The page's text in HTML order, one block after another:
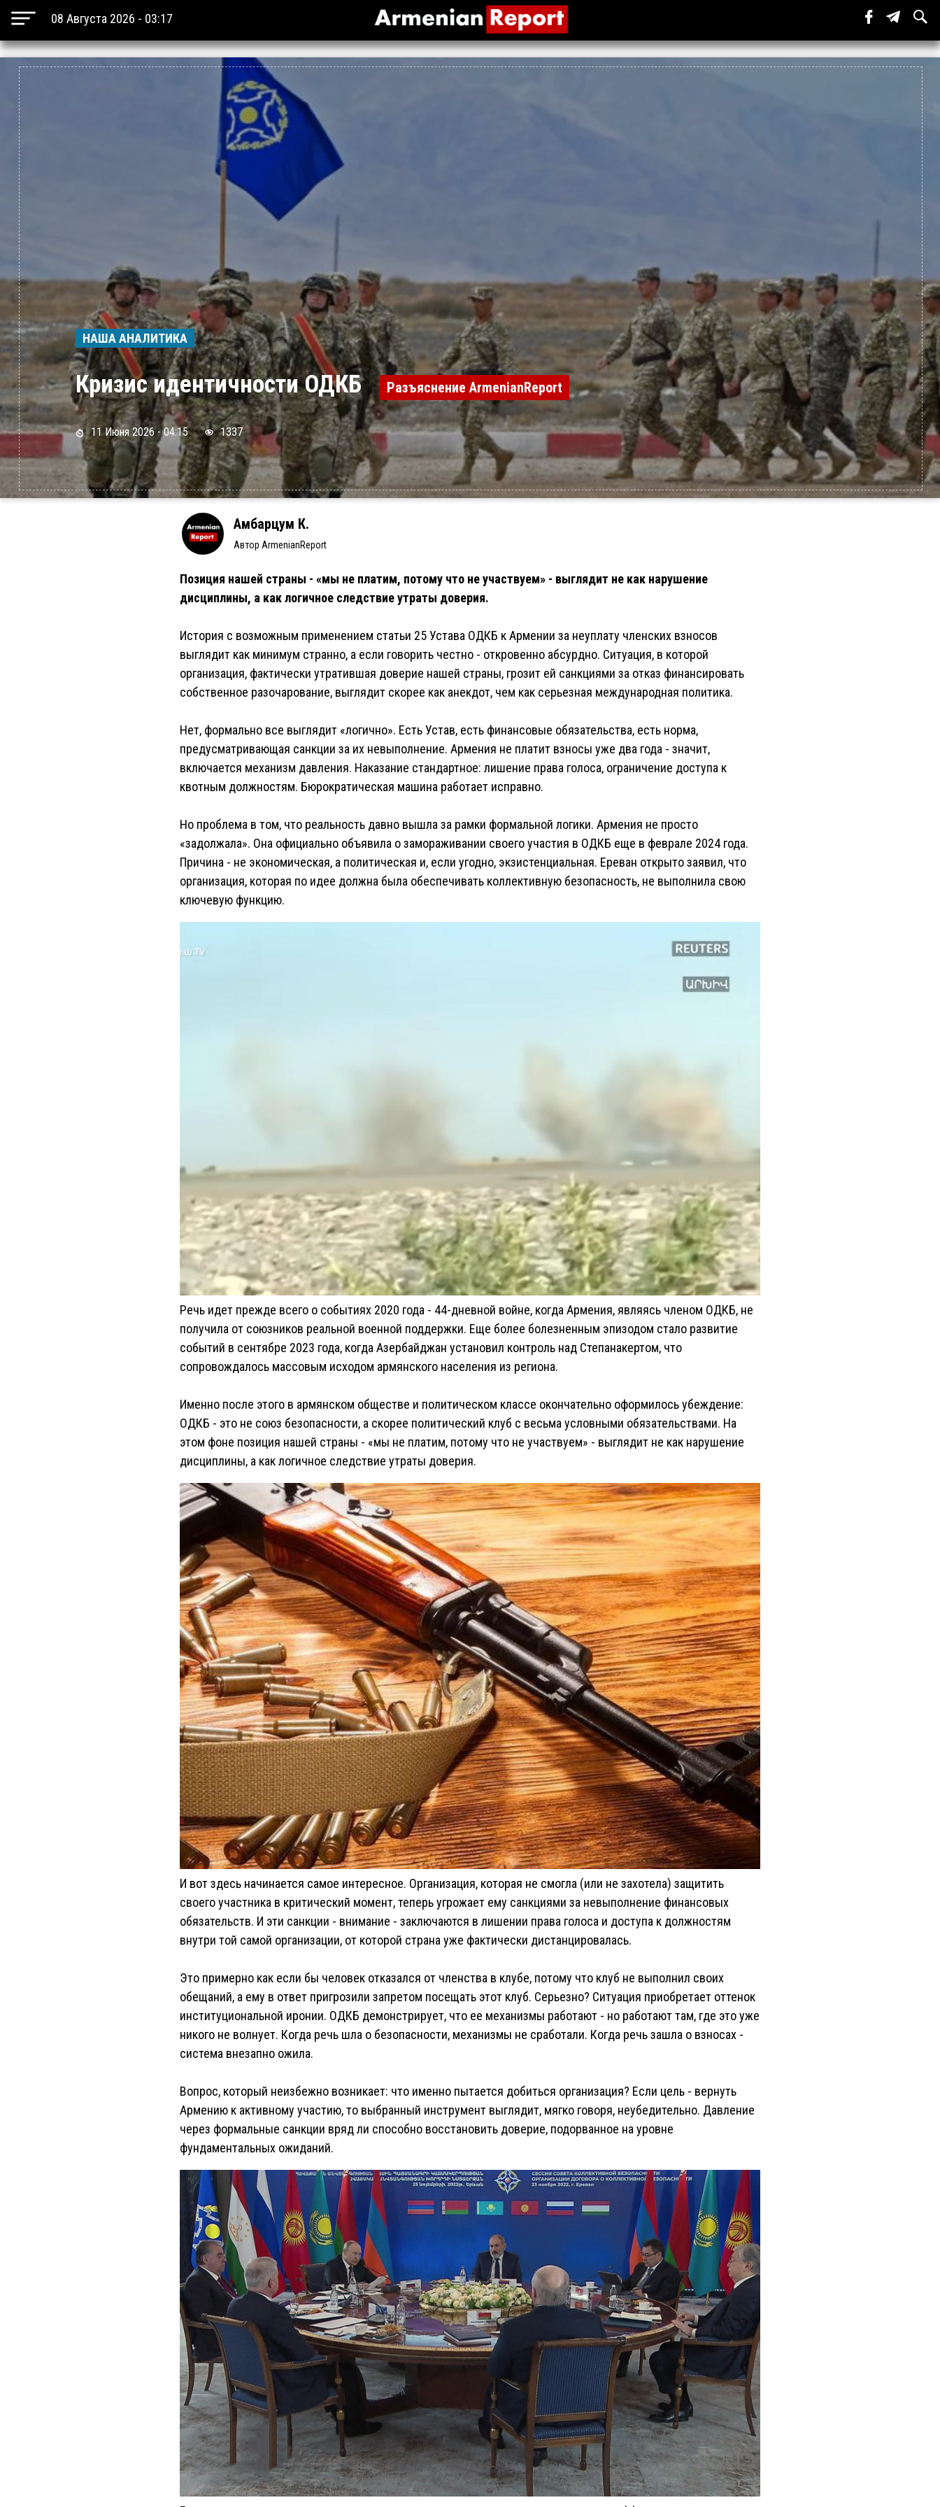
08 Августа 2026 - 03:17
НАША АНАЛИТИКА
Кризис идентичности ОДКБ Разъяснение ArmenianReport
11 Июня 2026 - 04:15 1337
Амбарцум К.
Автор ArmenianReport
Позиция нашей страны - «мы не платим, потому что не участвуем» - выглядит не как нарушение
дисциплины, а как логичное следствие утраты доверия.
История с возможным применением статьи 25 Устава ОДКБ к Армении за неуплату членских взносов
выглядит как минимум странно, а если говорить честно - откровенно абсурдно. Ситуация, в которой
организация, фактически утратившая доверие нашей страны, грозит ей санкциями за отказ финансировать
собственное разочарование, выглядит скорее как анекдот, чем как серьезная международная политика.
Нет, формально все выглядит «логично». Есть Устав, есть финансовые обязательства, есть норма,
предусматривающая санкции за их невыполнение. Армения не платит взносы уже два года - значит,
включается механизм давления. Наказание стандартное: лишение права голоса, ограничение доступа к
квотным должностям. Бюрократическая машина работает исправно.
Но проблема в том, что реальность давно вышла за рамки формальной логики. Армения не просто
«задолжала». Она официально объявила о замораживании своего участия в ОДКБ еще в феврале 2024 года.
Причина - не экономическая, а политическая и, если угодно, экзистенциальная. Ереван открыто заявил, что
организация, которая по идее должна была обеспечивать коллективную безопасность, не выполнила свою
ключевую функцию.
Речь идет прежде всего о событиях 2020 года - 44-дневной войне, когда Армения, являясь членом ОДКБ, не
получила от союзников реальной военной поддержки. Еще более болезненным эпизодом стало развитие
событий в сентябре 2023 года, когда Азербайджан установил контроль над Степанакертом, что
сопровождалось массовым исходом армянского населения из региона.
Именно после этого в армянском обществе и политическом классе окончательно оформилось убеждение:
ОДКБ - это не союз безопасности, а скорее политический клуб с весьма условными обязательствами. На
этом фоне позиция нашей страны - «мы не платим, потому что не участвуем» - выглядит не как нарушение
дисциплины, а как логичное следствие утраты доверия.
И вот здесь начинается самое интересное. Организация, которая не смогла (или не захотела) защитить
своего участника в критический момент, теперь угрожает ему санкциями за невыполнение финансовых
обязательств. И эти санкции - внимание - заключаются в лишении права голоса и доступа к должностям
внутри той самой организации, от которой страна уже фактически дистанцировалась.
Это примерно как если бы человек отказался от членства в клубе, потому что клуб не выполнил своих
обещаний, а ему в ответ пригрозили запретом посещать этот клуб. Серьезно? Ситуация приобретает оттенок
институциональной иронии. ОДКБ демонстрирует, что ее механизмы работают - но работают там, где это уже
никого не волнует. Когда речь шла о безопасности, механизмы не сработали. Когда речь зашла о взносах -
система внезапно ожила.
Вопрос, который неизбежно возникает: что именно пытается добиться организация? Если цель - вернуть
Армению к активному участию, то выбранный инструмент выглядит, мягко говоря, неубедительно. Давление
через формальные санкции вряд ли способно восстановить доверие, подорванное на уровне
фундаментальных ожиданий.